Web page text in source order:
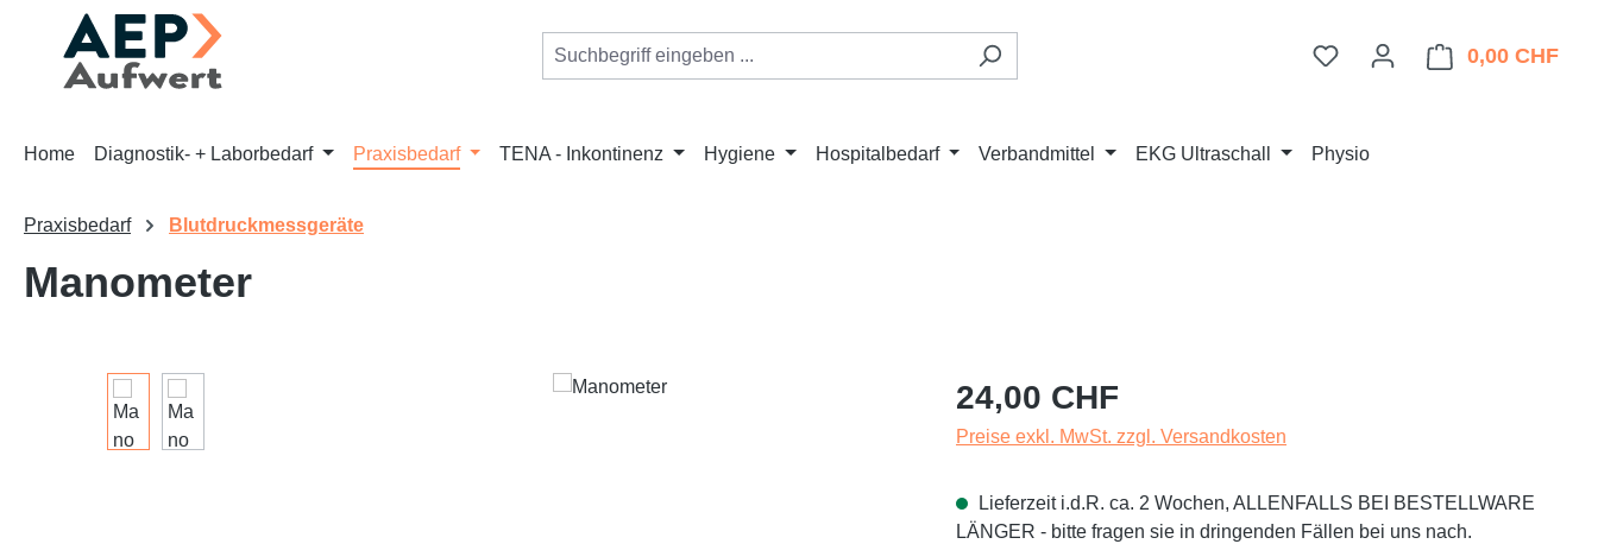
Hauptinhalt springen
Zur Suche springen
Zur Hauptnavigation springen
Du hast 0 Produkte auf dem
0,00 CHF
Home Diagnostik- + Laborbedarf Praxisbedarf TENA - Inkontinenz Hygiene Hospitalbedarf Verbandmittel EKG Ultraschall Physio
Praxisbedarf Blutdruckmessgeräte
Manometer
Bildergalerie überspringen Regulärer Preis:
24,00 CHF
Preise exkl. MwSt. zzgl. Versandkosten
Lieferzeit i.d.R. ca. 2 Wochen, ALLENFALLS BEI BESTELLWARE
LÄNGER - bitte fragen sie in dringenden Fällen bei uns nach.